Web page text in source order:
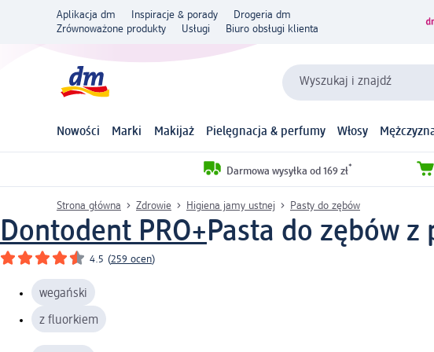
Aplikacja dm Inspiracje & porady
Drogeria dm
Zrównoważone produkty
Usługi Biuro obsługi klienta
Wyszukaj i znajdź
Nowości Marki Makijaż Pielęgnacja & perfumy Włosy
Darmowa wysyłka od 169 zł*
Strona główna Zdrowie Higiena jamy ustnej Pasty do zębów
Dontodent PRO+Pasta do zębów
4.5 (259 ocen)
wegański
z fluorkiem